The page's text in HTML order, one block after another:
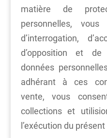
matière de
personnelles,
d’interrogation,
d’opposition et
données
adhérant à ces
vente, vous
collections et
l’exécution du